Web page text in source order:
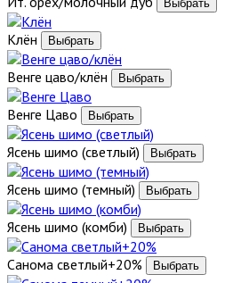
Клён
Венге цаво/клён
Венге Цаво
Ясень шимо (светлый)
Ясень шимо (темный)
Ясень шимо (комби)
Санома светлый+20%